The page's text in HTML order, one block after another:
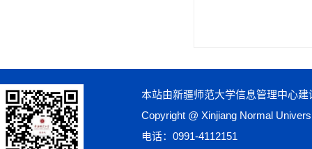
本站由新疆师范大学信息管理中心建
Copyright @ Xinjiang Normal
电话：0991-4112151